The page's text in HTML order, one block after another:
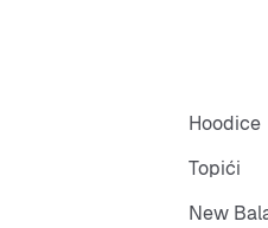
Hoodice
Topići
New